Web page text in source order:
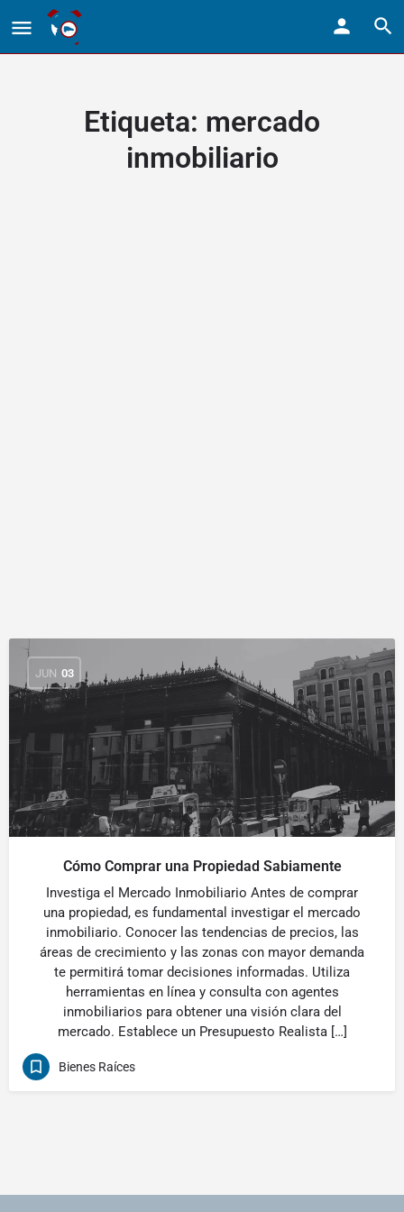
Etiqueta: mercado
inmobiliario
JUN 03
Cómo Comprar una Propiedad Sabiamente
Investiga el Mercado Inmobiliario Antes de comprar
una propiedad, es fundamental investigar el mercado
inmobiliario. Conocer las tendencias de precios, las
áreas de crecimiento y las zonas con mayor demanda
te permitirá tomar decisiones informadas. Utiliza
herramientas en línea y consulta con agentes
inmobiliarios para obtener una visión clara del
mercado. Establece un Presupuesto Realista […]
Bienes Raíces